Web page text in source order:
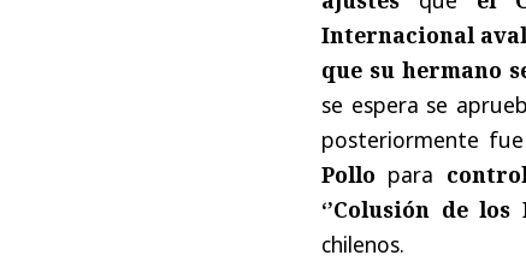
Internacional
que su hermano
se espera se
posteriormente
Pollo para
‘’Colusión de los
chilenos.